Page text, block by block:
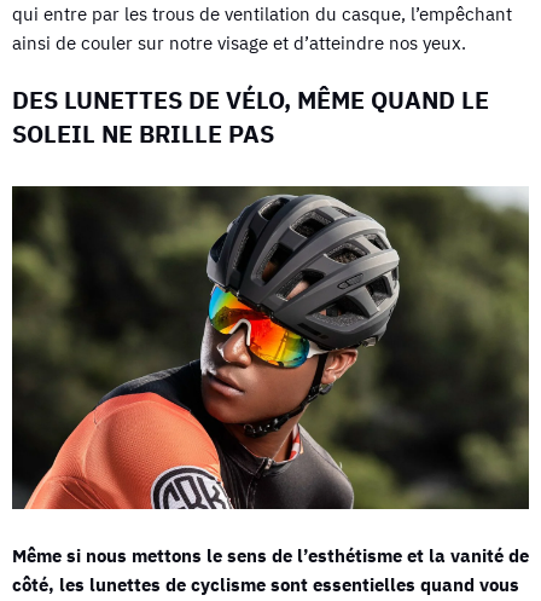
qui entre par les trous de ventilation du casque, l’empêchant
ainsi de couler sur notre visage et d’atteindre nos yeux.
DES LUNETTES DE VÉLO, MÊME QUAND LE
SOLEIL NE BRILLE PAS
Même si nous mettons le sens de l’esthétisme et la vanité de
côté, les lunettes de cyclisme sont essentielles quand vous